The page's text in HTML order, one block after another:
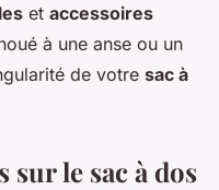
et accessoires
à une anse ou un
de votre sac à
sur le sac à dos